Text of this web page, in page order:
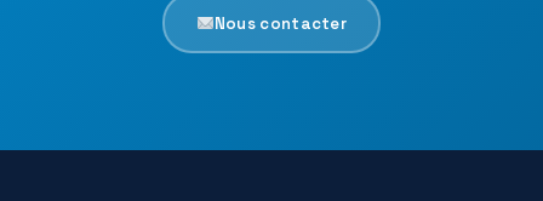
Nous contacter